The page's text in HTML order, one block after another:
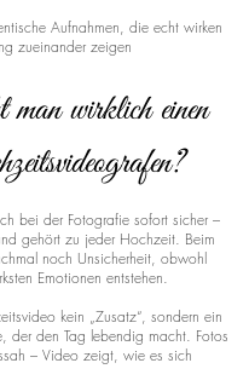
Aufnahmen, die echt wirken
zueinander zeigen
wirklich einen
bei der Fotografie sofort sicher –
gehört zu jeder Hochzeit. Beim
noch Unsicherheit, obwohl
Emotionen entstehen.
kein „Zusatz“, sondern ein
der den Tag lebendig macht. Fotos
– Video zeigt, wie es sich